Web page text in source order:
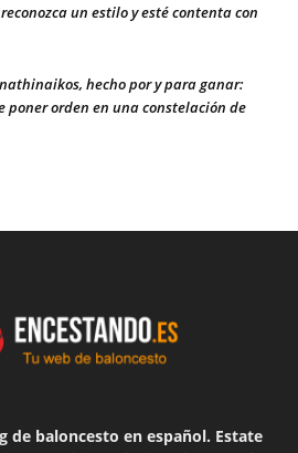
un estilo y esté contenta con
hecho por y para ganar:
poner orden en una constelación de
de baloncesto en español. Estate